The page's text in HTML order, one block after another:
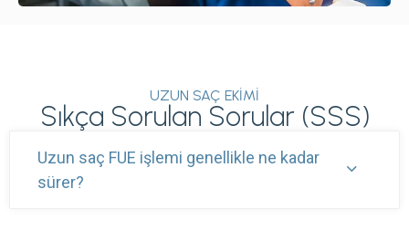
UZUN SAÇ EKIMI
Sıkça Sorulan Sorular (SSS)
Uzun saç FUE işlemi genellikle ne kadar
sürer?